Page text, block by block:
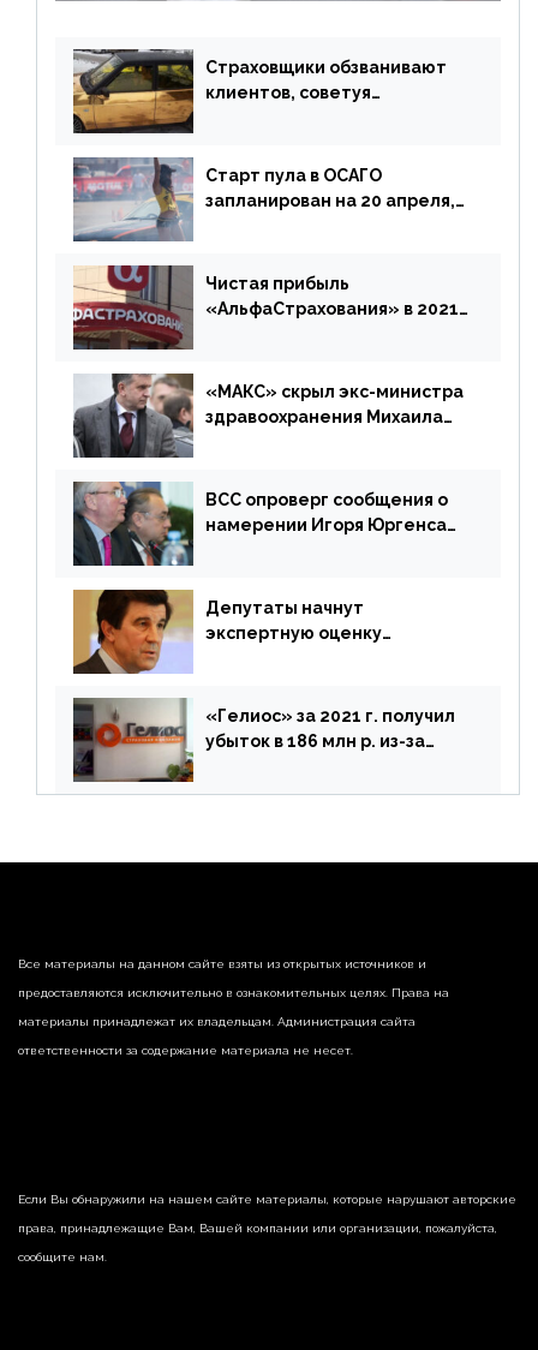
Страховщики обзванивают
клиентов, советуя
Старт пула в ОСАГО
запланирован на 20 апреля,
дублировать [дополнено]
Чистая прибыль
«АльфаСтрахования» в 2021
«МАКС» скрыл экс-министра
здравоохранения Михаила
ВСС опроверг сообщения о
намерении Игоря Юргенса
Депутаты начнут
экспертную оценку
«Гелиос» за 2021 г. получил
убыток в 186 млн р. из-за
реализации недвижимости
Все материалы на данном сайте взяты из открытых источников и
предоставляются исключительно в ознакомительных целях. Права на
материалы принадлежат их владельцам. Администрация сайта
ответственности за содержание материала не несет.
Если Вы обнаружили на нашем сайте материалы, которые нарушают авторские
права, принадлежащие Вам, Вашей компании или организации, пожалуйста,
сообщите нам.